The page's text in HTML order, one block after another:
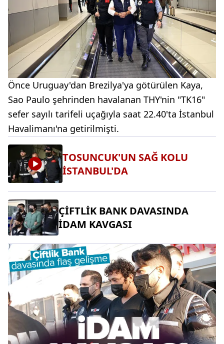
Önce Uruguay'dan Brezilya'ya götürülen Kaya,
Sao Paulo şehrinden havalanan THY'nin "TK16"
sefer sayılı tarifeli uçağıyla saat 22.40'ta İstanbul
Havalimanı'na getirilmişti.
TOSUNCUK'UN SAĞ KOLU
İSTANBUL'DA
ÇİFTLİK BANK DAVASINDA
İDAM KAVGASI